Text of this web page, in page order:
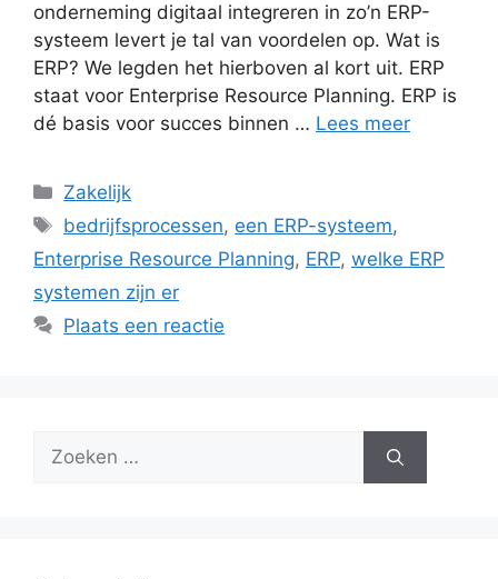
onderneming digitaal integreren in zo’n ERP-
systeem levert je tal van voordelen op. Wat is
ERP? We legden het hierboven al kort uit. ERP
staat voor Enterprise Resource Planning. ERP is
dé basis voor succes binnen … Lees meer
Categorieën
Zakelijk
Tags
bedrijfsprocessen, een ERP-systeem,
Enterprise Resource Planning, ERP, welke ERP
systemen zijn er
Plaats een reactie
Zoek